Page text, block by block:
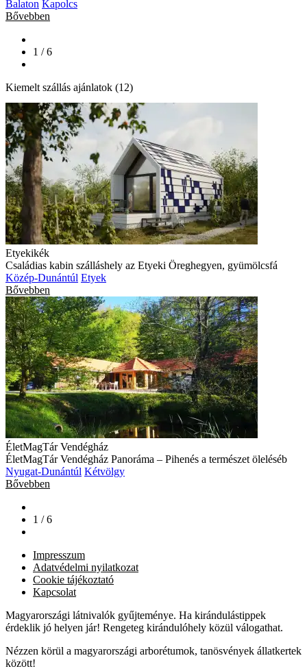
Balaton Kapolcs
Bővebben
1 / 6
Kiemelt szállás ajánlatok (12)
Etyekikék
Családias kabin szálláshely az Etyeki Öreghegyen, gyümölcsfá
Közép-Dunántúl Etyek
Bővebben
ÉletMagTár Vendégház
ÉletMagTár Vendégház Panoráma – Pihenés a természet öleléséb
Nyugat-Dunántúl Kétvölgy
Bővebben
1 / 6
Impresszum
Adatvédelmi nyilatkozat
Cookie tájékoztató
Kapcsolat
Magyarországi látnivalók gyűjteménye. Ha kirándulástippek
érdeklik jó helyen jár! Rengeteg kirándulóhely közül válogathat.
Nézzen körül a magyarországi arborétumok, tanösvények állatkertek
között!